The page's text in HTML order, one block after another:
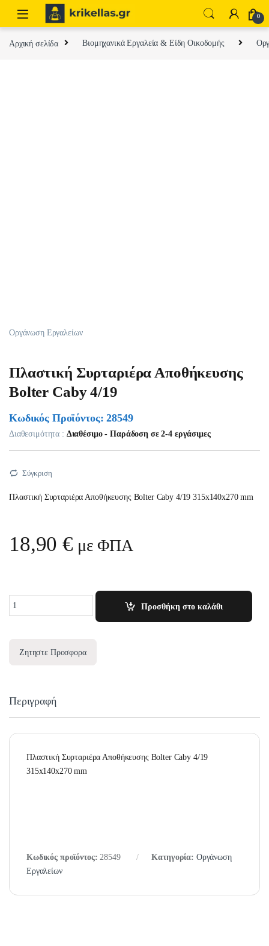
Skip to navigation
Skip to content
0
Αρχική σελίδα Βιομηχανικά Εργαλεία & Είδη Οικοδομής
Οργάνωση Εργαλείων
Πλαστική Συρταριέρα Αποθήκευσης
Bolter Caby 4/19
Κωδικός Προϊόντος: 28549
Διαθεσιμότητα : Διαθέσιμο - Παράδοση σε 2-4 εργάσιμες
Σύγκριση
Πλαστική Συρταριέρα Αποθήκευσης Bolter Caby 4/19 315x140x270 mm
18,90€ με ΦΠΑ
Προσθήκη στο καλάθι
Ζητηστε Προσφορα
Περιγραφή
Πλαστική Συρταριέρα Αποθήκευσης Bolter Caby 4/19
315x140x270 mm
Κωδικός προϊόντος:28549 Κατηγορία: Οργάνωση
Εργαλείων